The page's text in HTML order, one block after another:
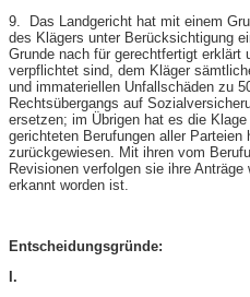
9. Das Landgericht hat mit einem
des Klägers unter Berücksichtigung
Grunde nach für gerechtfertigt
verpflichtet sind, dem Kläger
und immateriellen Unfallschäden zu
Rechtsübergangs auf
ersetzen; im Übrigen hat es die
gerichteten Berufungen aller Parteien
zurückgewiesen. Mit ihren vom
Revisionen verfolgen sie ihre
erkannt worden ist.
Entscheidungsgründe:
I.